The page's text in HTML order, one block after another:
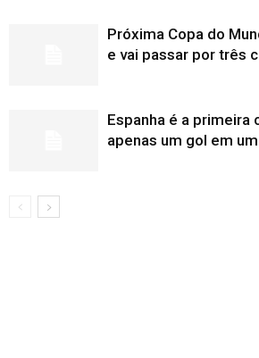
Próxima Copa do
e vai passar por três
Espanha é a primeira
apenas um gol em